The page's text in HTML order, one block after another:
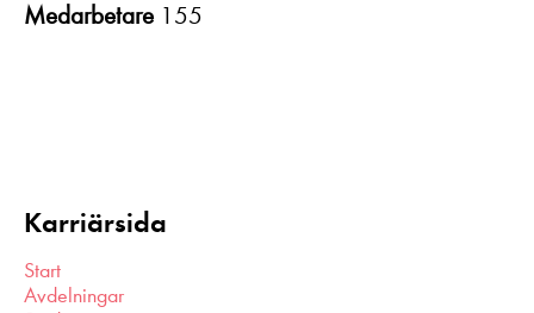
Medarbetare 155
Karriärsida
Start
Avdelningar